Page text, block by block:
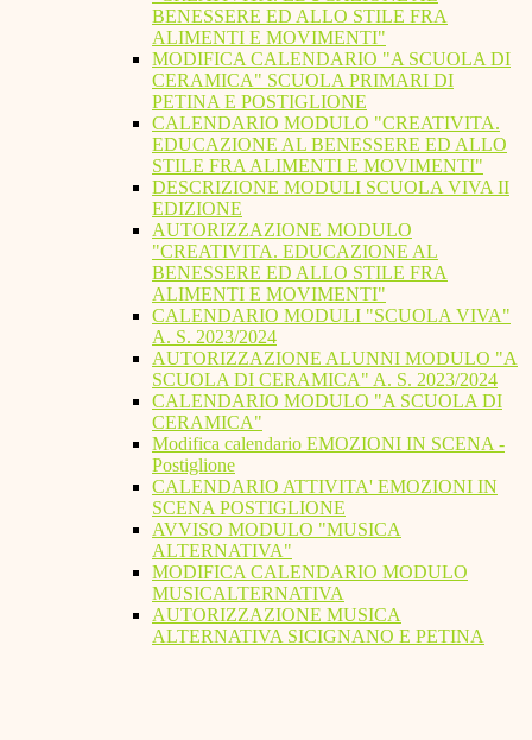
BENESSERE ED ALLO STILE FRA
ALIMENTI E MOVIMENTI"
MODIFICA CALENDARIO "A SCUOLA DI
CERAMICA" SCUOLA PRIMARI DI
PETINA E POSTIGLIONE
CALENDARIO MODULO "CREATIVITA.
EDUCAZIONE AL BENESSERE ED ALLO
STILE FRA ALIMENTI E MOVIMENTI"
DESCRIZIONE MODULI SCUOLA VIVA II
EDIZIONE
AUTORIZZAZIONE MODULO
"CREATIVITA. EDUCAZIONE AL
BENESSERE ED ALLO STILE FRA
ALIMENTI E MOVIMENTI"
CALENDARIO MODULI "SCUOLA VIVA"
A. S. 2023/2024
AUTORIZZAZIONE ALUNNI MODULO "A
SCUOLA DI CERAMICA" A. S. 2023/2024
CALENDARIO MODULO "A SCUOLA DI
CERAMICA"
Modifica calendario EMOZIONI IN SCENA -
Postiglione
CALENDARIO ATTIVITA' EMOZIONI IN
SCENA POSTIGLIONE
AVVISO MODULO "MUSICA
ALTERNATIVA"
MODIFICA CALENDARIO MODULO
MUSICALTERNATIVA
AUTORIZZAZIONE MUSICA
ALTERNATIVA SICIGNANO E PETINA